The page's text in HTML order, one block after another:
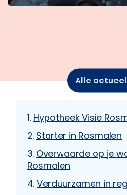
Alle actueel
Hypotheek Visie
Starter in Rosmalen
Overwaarde op je
Rosmalen
Verduurzamen in